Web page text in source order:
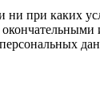
при каких